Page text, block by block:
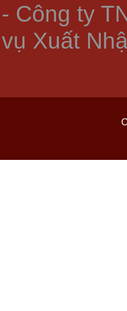
- Công ty
vụ Xuất